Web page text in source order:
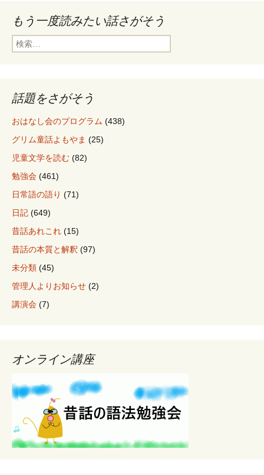
もう一度読みたい話さがそう
検
索
話題をさがそう
おはなし会のプログラム (438)
グリム童話よもやま (25)
児童文学を読む (82)
勉強会 (461)
日常語の語り (71)
日記 (649)
昔話あれこれ (15)
昔話の本質と解釈 (97)
未分類 (45)
管理人よりお知らせ (2)
講演会 (7)
オンライン講座